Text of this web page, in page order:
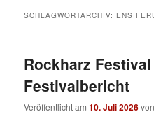
SCHLAGWORTARCHIV:
Rockharz
Festivalbericht
Veröffentlicht am10. Juli 2026